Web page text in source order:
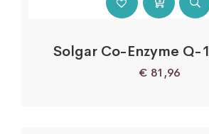
Solgar Co-Enzyme Q-
€ 81,96